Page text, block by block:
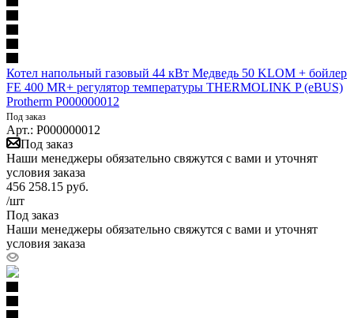
Котел напольный газовый 44 кВт Медведь 50 KLOM + бойлер
FE 400 MR+ регулятор температуры THERMOLINK P (eBUS)
Protherm P000000012
Под заказ
Арт.: P000000012
Под заказ
Наши менеджеры обязательно свяжутся с вами и уточнят
условия заказа
456 258.15 руб.
/шт
Под заказ
Наши менеджеры обязательно свяжутся с вами и уточнят
условия заказа